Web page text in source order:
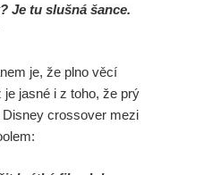
Je tu slušná šance.
je, že plno věcí
je jasné i z toho, že prý
crossover mezi